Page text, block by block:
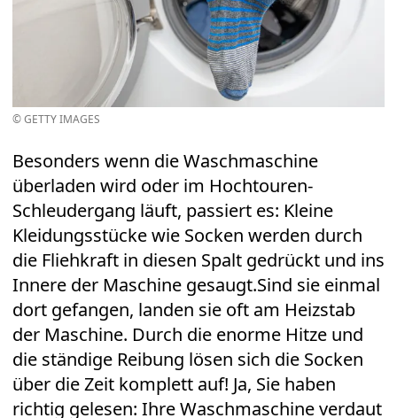
© GETTY IMAGES
Besonders wenn die Waschmaschine
überladen wird oder im Hochtouren-
Schleudergang läuft, passiert es: Kleine
Kleidungsstücke wie Socken werden durch
die Fliehkraft in diesen Spalt gedrückt und ins
Innere der Maschine gesaugt.Sind sie einmal
dort gefangen, landen sie oft am Heizstab
der Maschine. Durch die enorme Hitze und
die ständige Reibung lösen sich die Socken
über die Zeit komplett auf! Ja, Sie haben
richtig gelesen: Ihre Waschmaschine verdaut